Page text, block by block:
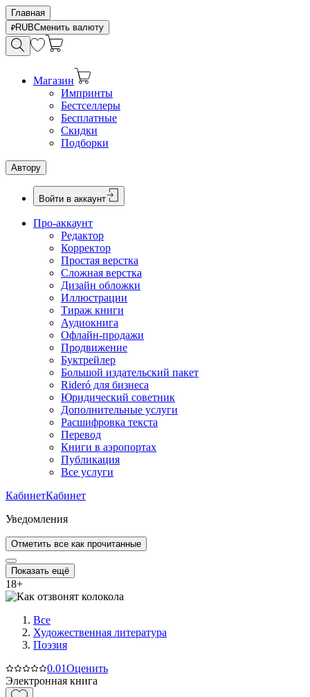
Главная
RUBСменить валюту
Магазин
Импринты
Бестселлеры
Бесплатные
Скидки
Подборки
Автору
Войти в аккаунт
Про-аккаунт
Редактор
Корректор
Простая верстка
Сложная верстка
Дизайн обложки
Иллюстрации
Тираж книги
Аудиокнига
Офлайн-продажи
Продвижение
Буктрейлер
Большой издательский пакет
Rideró для бизнеса
Юридический советник
Дополнительные услуги
Расшифровка текста
Перевод
Книги в аэропортах
Публикация
Все услуги
КабинетКабинет
Уведомления
Отметить все как прочитанные
Показать ещё
18+
Все
Художественная литература
Поэзия
0.01Оценить
Электронная книга